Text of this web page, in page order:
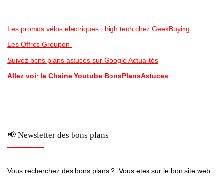
Les promos vélos electriques , high tech chez GeekBuying
Les Offres Groupon
Suivez bons plans astuces sur Google Actualités
Allez voir la Chaine Youtube BonsPlansAstuces
📢 Newsletter des bons plans
Vous recherchez des bons plans ? Vous etes sur le bon site web